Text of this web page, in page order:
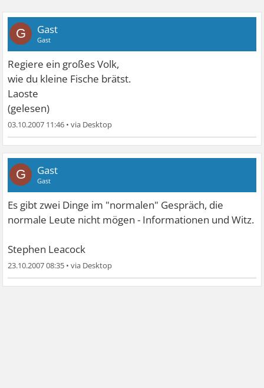
G Gast
Gast
Regiere ein großes Volk,
wie du kleine Fische brätst.
Laoste
(gelesen)
03.10.2007 11:46 •
G Gast
Gast
Es gibt zwei Dinge im "normalen" Gespräch, die
normale Leute nicht mögen - Informationen und Witz.
Stephen Leacock
23.10.2007 08:35 •